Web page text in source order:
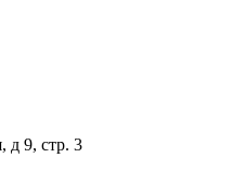
д 9, стр. 3